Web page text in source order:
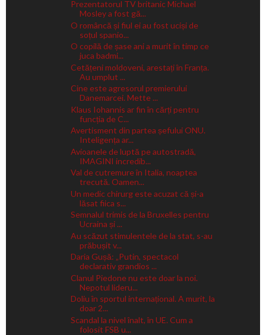
Prezentatorul TV britanic Michael
Mosley a fost gă...
O româncă și fiul ei au fost uciși de
soțul spanio...
O copilă de șase ani a murit în timp ce
juca badmi...
Cetățeni moldoveni, arestați în Franța.
Au umplut ...
Cine este agresorul premierului
Danemarcei. Mette ...
Klaus Iohannis ar fin în cărți pentru
funcția de C...
Avertisment din partea șefului ONU.
Inteligența ar...
Avioanele de luptă pe autostradă,
IMAGINI incredib...
Val de cutremure în Italia, noaptea
trecută. Oamen...
Un medic chirurg este acuzat că și-a
lăsat fiica s...
Semnalul trimis de la Bruxelles pentru
Ucraina și ...
Au scăzut stimulentele de la stat, s-au
prăbușit v...
Daria Gușă: „Putin, spectacol
declarativ grandios ...
Clanul Piedone nu este doar la noi.
Nepotul lideru...
Doliu în sportul internațional. A murit, la
doar 2...
Scandal la nivel înalt, în UE. Cum a
folosit FSB u...